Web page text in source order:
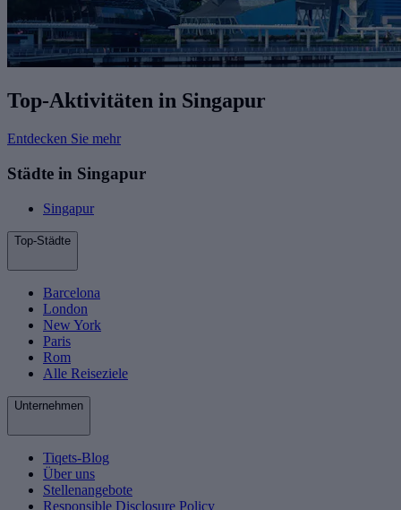
Top-Aktivitäten in Singapur
Entdecken Sie mehr
Städte in Singapur
Singapur
Top-Städte
Barcelona
London
New York
Paris
Rom
Alle Reiseziele
Unternehmen
Tiqets-Blog
Über uns
Stellenangebote
Responsible Disclosure Policy